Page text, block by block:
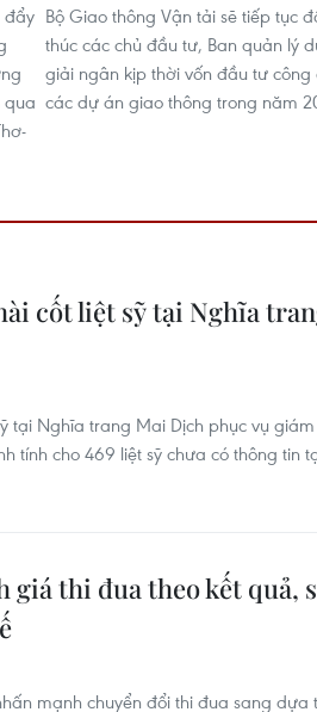
đẩy
qua
Bộ Giao thông Vận tải sẽ tiếp tục
thúc các chủ đầu tư, Ban quản lý
giải ngân kịp thời vốn đầu tư công
các dự án giao thông trong năm
cốt liệt sỹ tại Nghĩa
tại Nghĩa trang Mai Dịch phục vụ
tính cho 469 liệt sỹ chưa có thông tin
giá thi đua theo kết quả,
mạnh chuyển đổi thi đua sang dựa